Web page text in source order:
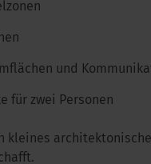
und
für zwei Personen
kleines